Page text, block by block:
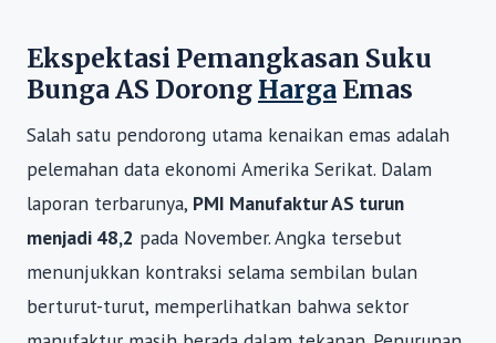
Ekspektasi Pemangkasan Suku
Bunga AS Dorong Harga Emas
Salah satu pendorong utama kenaikan emas adalah
pelemahan data ekonomi Amerika Serikat. Dalam
laporan terbarunya, PMI Manufaktur AS turun
menjadi 48,2 pada November. Angka tersebut
menunjukkan kontraksi selama sembilan bulan
berturut-turut, memperlihatkan bahwa sektor